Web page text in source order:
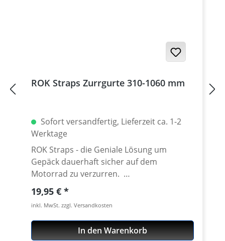
ROK Straps Zurrgurte 310-1060 mm
Sofort versandfertig, Lieferzeit ca. 1-2
Werktage
ROK Straps - die Geniale Lösung um
Gepäck dauerhaft sicher auf dem
Motorrad zu verzurren.
Längenverstellbare Spanngurte mit
elastischem Gummizug Beidseitig
geschlossenes Ende mit je einer Öse und
einem Schnellverschluss in der Mitte Zum
Verzurren der Hecktaschen oder anderen
Regulärer Preis:
19,95 €
inkl. MwSt. zzgl. Versandkosten
In den Warenkorb